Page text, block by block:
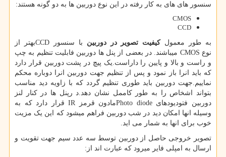
سنسور های های به کار رفته در این نوع دوربین ها به دو گونه هستند:
CMOS
CCD
به طور معمولکیفیت تصویر در دوربین با سنسور CCDبهتر از
نوعCMOS میباشند. در بعضی از پنل ها دوربین فابلیت تنظیم به چپ
و راست و بالا و پایین را داراست.یک پیچ در پشت دوربین قرار دارد
که باید انرا باز نمود و پس از تنظیم جهت دوربین انرا دوباره محکم
نماییم.جهت دوربین باید طوری تنظیم گردد که با زاویه دید مناسب
بتواند اشخاص را به طور کاممل نشان دهد.د رپنل ها در کنار لنز
دوربین فتودیودهای Photo diodeمادون قرمز IR قرار دارد که به
وسیله انها امکان دید در شب دوربین فراهم میشود که این یک مزیت
خوب برای انها به شمار می اید.
تصویر خروجی حاصل از دوربین توسط سه عدد سیم جهت تقویت و
ارسال به امپلی فایر میرود که عبارت اند از: